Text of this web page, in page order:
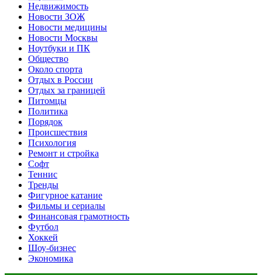
Недвижимость
Новости ЗОЖ
Новости медицины
Новости Москвы
Ноутбуки и ПК
Общество
Около спорта
Отдых в России
Отдых за границей
Питомцы
Политика
Порядок
Происшествия
Психология
Ремонт и стройка
Софт
Теннис
Тренды
Фигурное катание
Фильмы и сериалы
Финансовая грамотность
Футбол
Хоккей
Шоу-бизнес
Экономика